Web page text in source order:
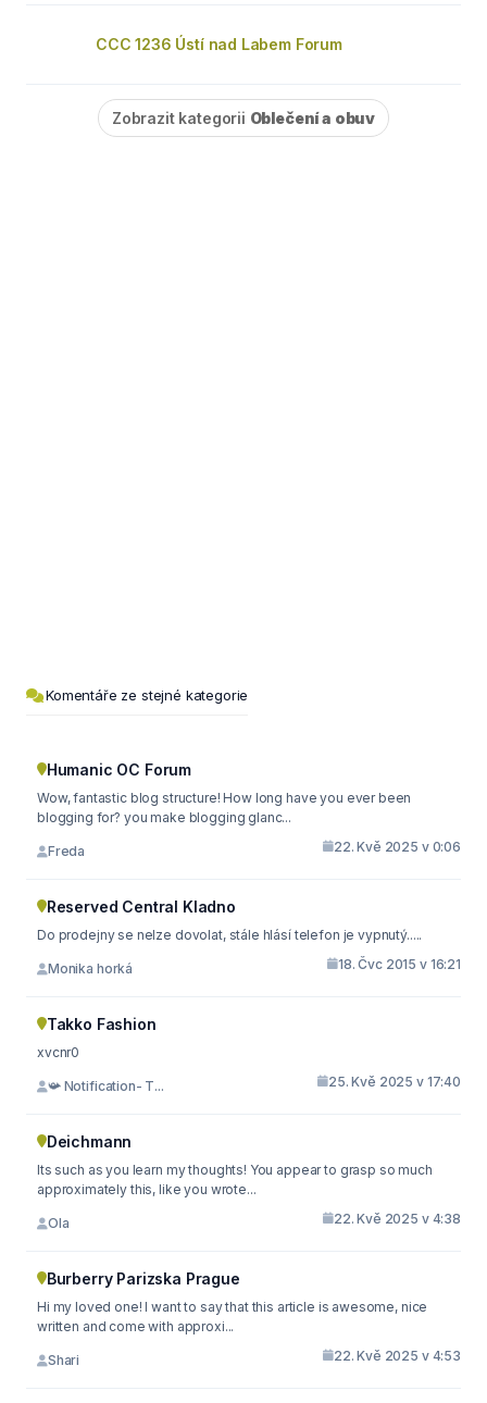
CCC 1236 Ústí nad Labem Forum
Zobrazit kategorii Oblečení a obuv
Komentáře ze stejné kategorie
Humanic OC Forum
Wow, fantastic blog structure! How long have you ever been
blogging for? you make blogging glanc...
Freda 22. Kvě 2025 v 0:06
Reserved Central Kladno
Do prodejny se nelze dovolat, stále hlásí telefon je vypnutý.....
Monika horká 18. Čvc 2015 v 16:21
Takko Fashion
xvcnr0
📯 Notification- T... 25. Kvě 2025 v 17:40
Deichmann
Its such as you learn my thoughts! You appear to grasp so much
approximately this, like you wrote...
Ola 22. Kvě 2025 v 4:38
Burberry Parizska Prague
Hi my loved one! I want to say that this article is awesome, nice
written and come with approxi...
Shari 22. Kvě 2025 v 4:53